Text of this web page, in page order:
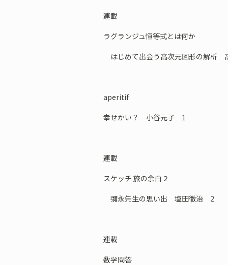
連載
ラグランジュ恒等式とは何か
はじめて出会う高次元図形の解
aperitif
幸せかい？ 小谷元子 1
連載
スケッチ 旅の余白２
彌永先生の思い出 塩田徹治 2
連載
数学問答